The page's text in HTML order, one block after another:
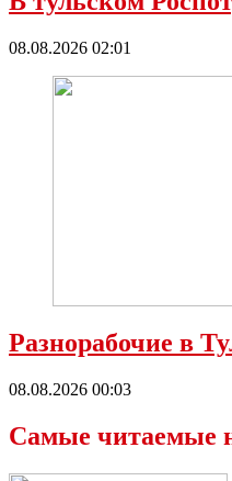
08.08.2026 02:01
Разнорабочие в
08.08.2026 00:03
Самые читаемые